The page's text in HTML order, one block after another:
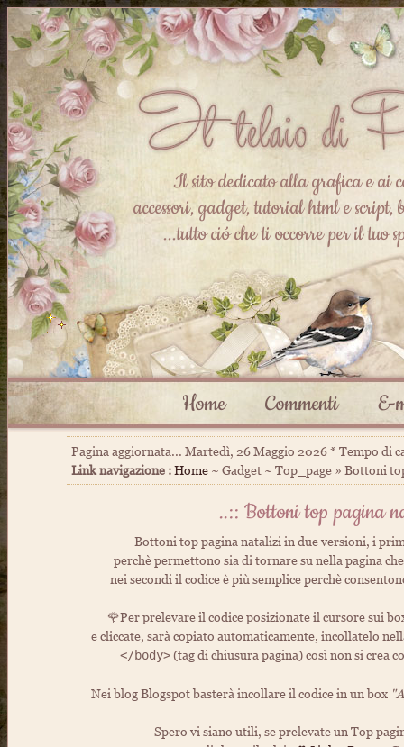
Il sito dedicato alla grafica e ai
accessori, gadget, tutorial html e script,
...tutto ció che ti occorre per il tuo
Home Commenti E-
Pagina aggiornata... Martedì, 26 Maggio 2026 * Tempo di
Link navigazione : Home~ Gadget ~ Top_page » Bottoni
..:: Bottoni top pagina
Bottoni top pagina natalizi in due versioni, i
perchè permettono sia di tornare su nella pagina
nei secondi il codice è più semplice perchè
🌹Per prelevare il codice posizionate il cursore sui
e cliccate, sarà copiato automaticamente, incollatelo
</body>(tag di chiusura pagina) così non si crea
Nei blog Blogspot basterà incollare il codice in un box
Spero vi siano utili, se prelevate un Top